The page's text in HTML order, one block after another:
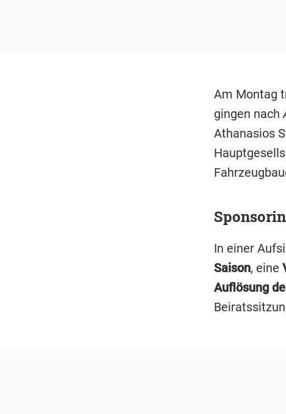
Am Montag
gingen nach
Athanasios
In einer
Saison, eine
Auflösung